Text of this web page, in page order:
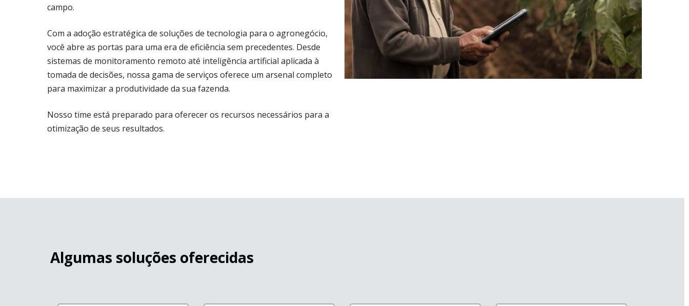
campo.
Com a adoção estratégica de soluções de tecnologia para o agronegócio,
você abre as portas para uma era de eficiência sem precedentes. Desde
sistemas de monitoramento remoto até inteligência artificial aplicada à
tomada de decisões, nossa gama de serviços oferece um arsenal completo
para maximizar a produtividade da sua fazenda.
Nosso time está preparado para oferecer os recursos necessários para a
otimização de seus resultados.
Algumas soluções oferecidas